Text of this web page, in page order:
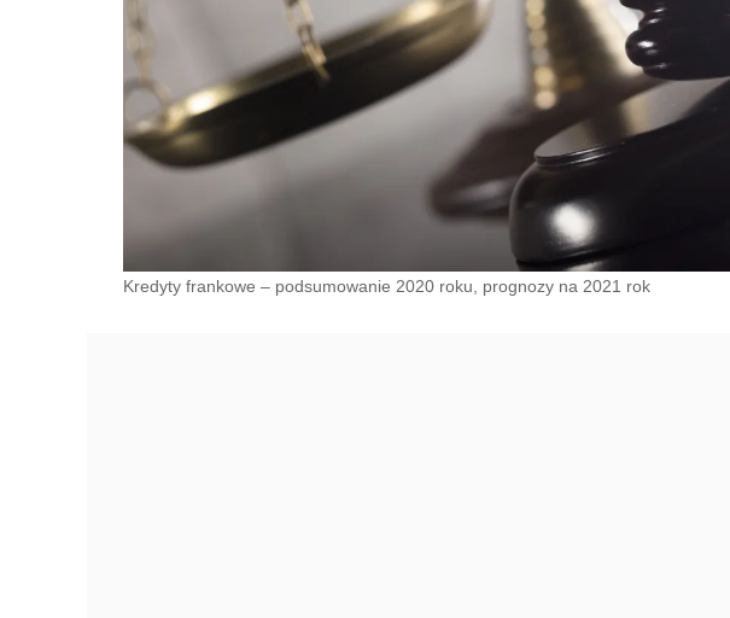
Kredyty frankowe – podsumowanie 2020 roku, prognozy na 2021 rok